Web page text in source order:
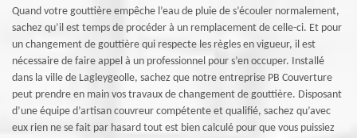
Quand votre gouttière empêche l’eau de pluie de s’écouler normalement,
sachez qu’il est temps de procéder à un remplacement de celle-ci. Et pour
un changement de gouttière qui respecte les règles en vigueur, il est
nécessaire de faire appel à un professionnel pour s’en occuper. Installé
dans la ville de Lagleygeolle, sachez que notre entreprise PB Couverture
peut prendre en main vos travaux de changement de gouttière. Disposant
d’une équipe d’artisan couvreur compétente et qualifié, sachez qu’avec
eux rien ne se fait par hasard tout est bien calculé pour que vous puissiez